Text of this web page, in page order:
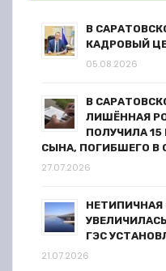
а
и
я
а
п
В
КАДРОВЫЙ
05.08.2026
В
ЛИШЁННАЯ
ПОЛУЧИЛА
СЫНА, ПОГИБШЕГО В
27.07.2026
НЕТИПИЧНАЯ
ГЭС
21.07.2026